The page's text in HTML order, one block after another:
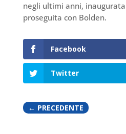
negli ultimi anni,
proseguita con Bolden.
Facebook
Twitter
← PRECEDENTE